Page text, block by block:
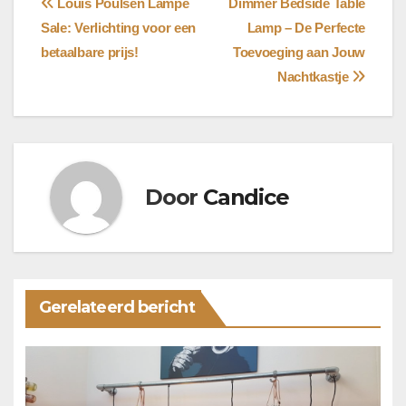
Bericht
navigatie
Lamp – De Perfecte
Toevoeging aan Jouw
Nachtkastje
Sale: Verlichting voor een
betaalbare prijs!
Door Candice
Gerelateerd bericht